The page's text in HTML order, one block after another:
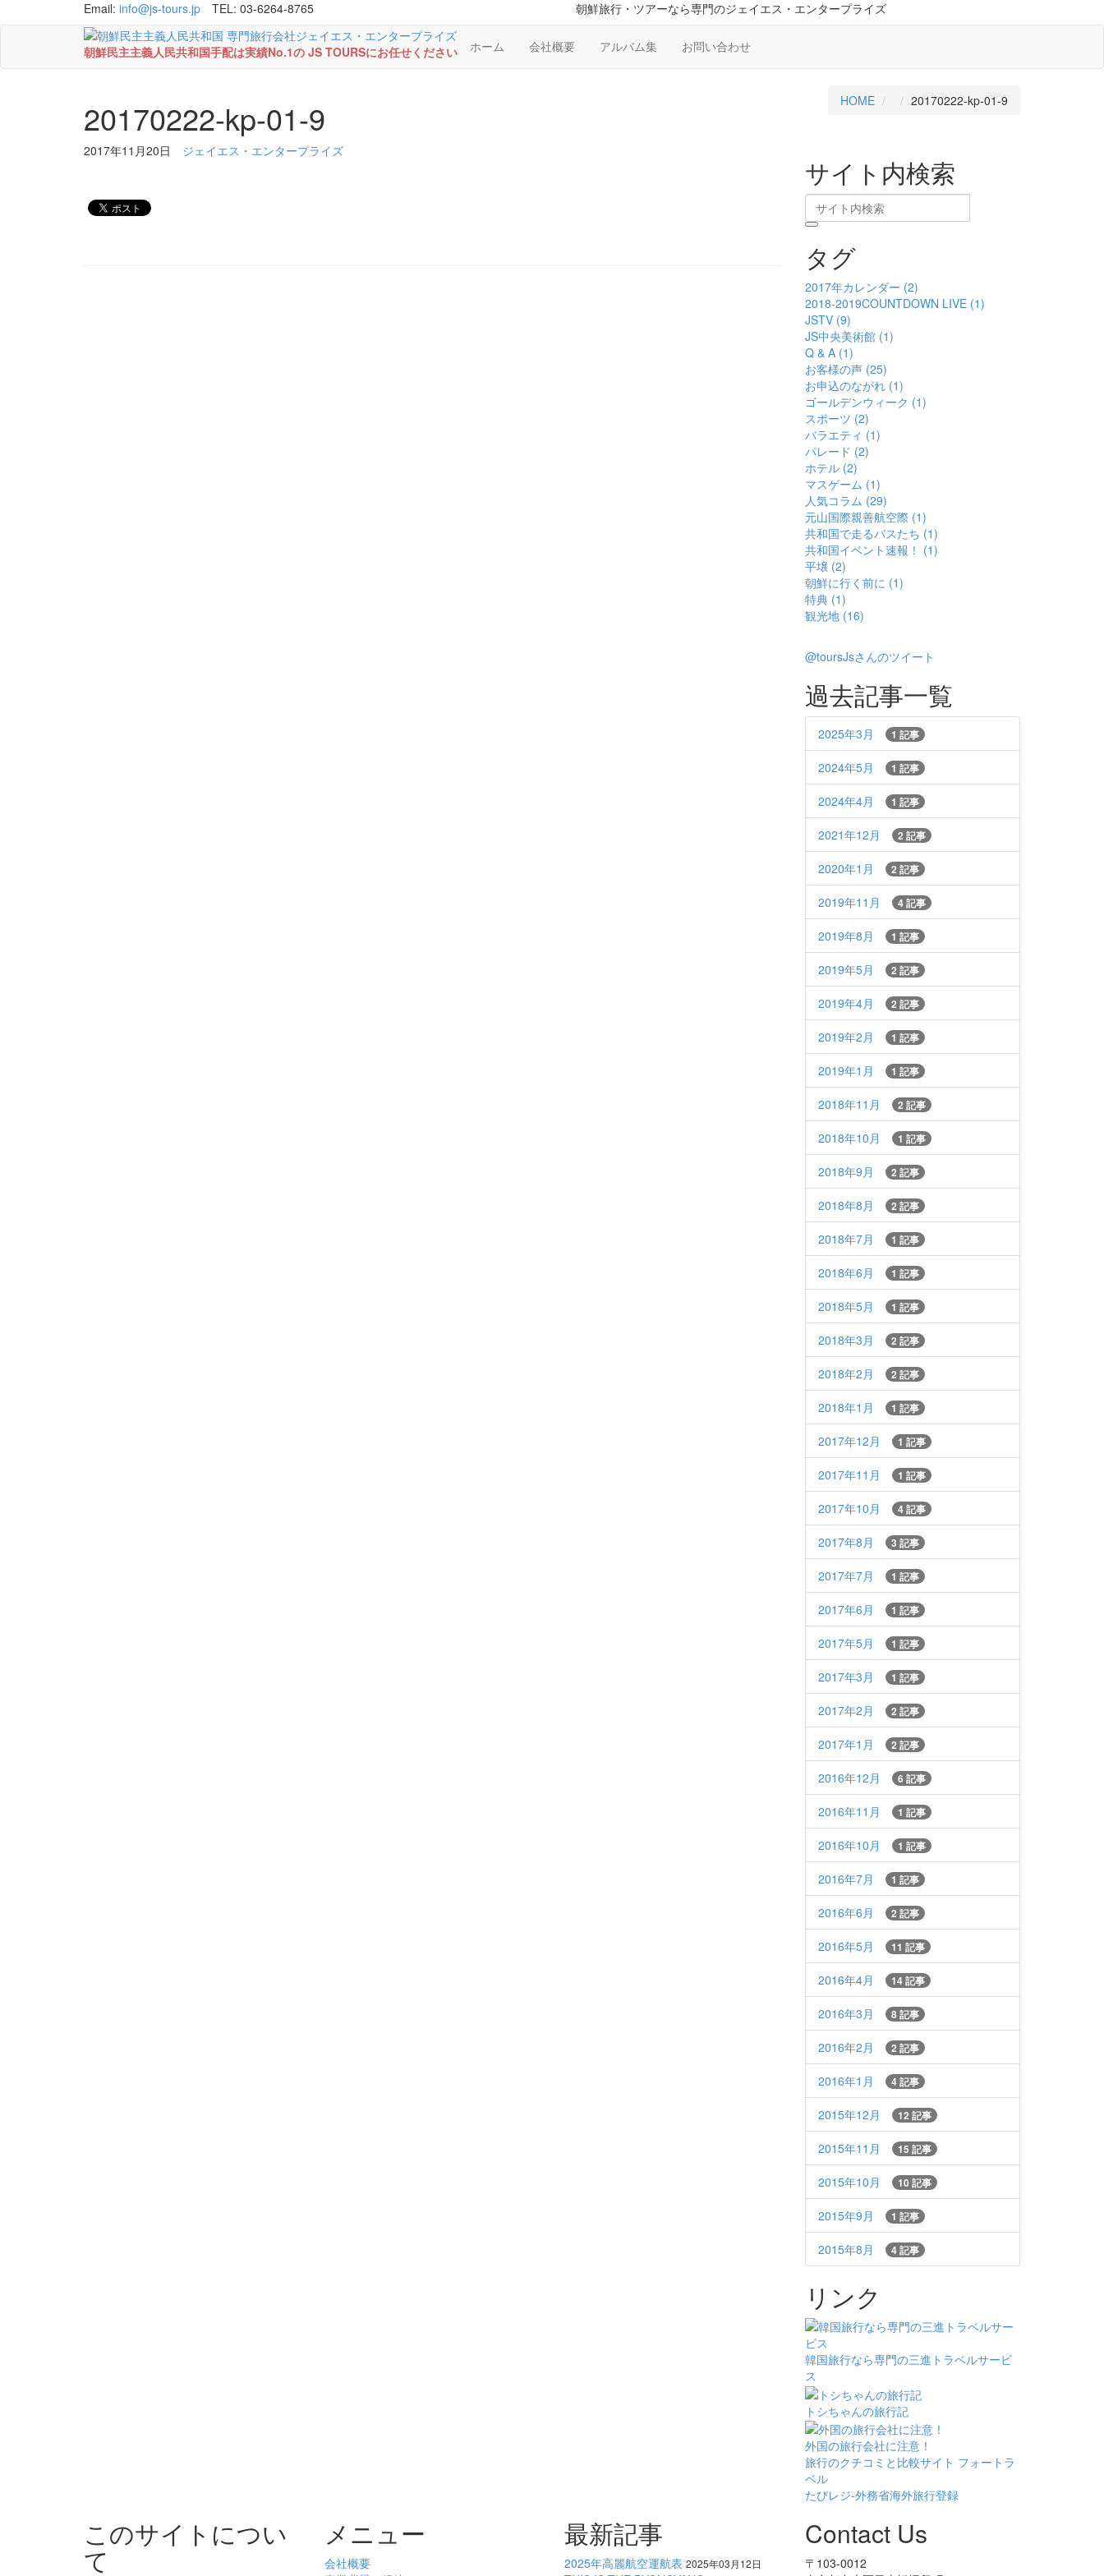
Email: info@js-tours.jp TEL: 03-6264-8765 朝鮮旅行・ツアーなら専門のジェイエス・エンタープライズ
朝鮮民主主義人民共和国手配は実績No.1の JS TOURSにお任せください ホーム 会社概要 アルバム集 お問い合わせ
20170222-kp-01-9 HOME 20170222-kp-01-9
2017年11月20日 ジェイエス・エンタープライズ
サイト内検索
タグ
2017年カレンダー (2)
2018-2019COUNTDOWN LIVE (1)
JSTV (9)
JS中央美術館 (1)
Q & A (1)
お客様の声 (25)
お申込のながれ (1)
ゴールデンウィーク (1)
スポーツ (2)
バラエティ (1)
パレード (2)
ホテル (2)
マスゲーム (1)
人気コラム (29)
元山国際親善航空際 (1)
共和国で走るバスたち (1)
共和国イベント速報！ (1)
平壌 (2)
朝鮮に行く前に (1)
特典 (1)
観光地 (16)
@toursJsさんのツイート
過去記事一覧
2025年3月 1 記事
2024年5月 1 記事
2024年4月 1 記事
2021年12月 2 記事
2020年1月 2 記事
2019年11月 4 記事
2019年8月 1 記事
2019年5月 2 記事
2019年4月 2 記事
2019年2月 1 記事
2019年1月 1 記事
2018年11月 2 記事
2018年10月 1 記事
2018年9月 2 記事
2018年8月 2 記事
2018年7月 1 記事
2018年6月 1 記事
2018年5月 1 記事
2018年3月 2 記事
2018年2月 2 記事
2018年1月 1 記事
2017年12月 1 記事
2017年11月 1 記事
2017年10月 4 記事
2017年8月 3 記事
2017年7月 1 記事
2017年6月 1 記事
2017年5月 1 記事
2017年3月 1 記事
2017年2月 2 記事
2017年1月 2 記事
2016年12月 6 記事
2016年11月 1 記事
2016年10月 1 記事
2016年7月 1 記事
2016年6月 2 記事
2016年5月 11 記事
2016年4月 14 記事
2016年3月 8 記事
2016年2月 2 記事
2016年1月 4 記事
2015年12月 12 記事
2015年11月 15 記事
2015年10月 10 記事
2015年9月 1 記事
2015年8月 4 記事
リンク
韓国旅行なら専門の三進トラベルサービ
ス
トシちゃんの旅行記
外国の旅行会社に注意！
旅行のクチコミと比較サイト フォートラ
ベル
たびレジ-外務省海外旅行登録
このサイトについ
て
メニュー
会社概要
最新記事
2025年高麗航空運航表 2025年03月12日
Contact Us
〒103-0012